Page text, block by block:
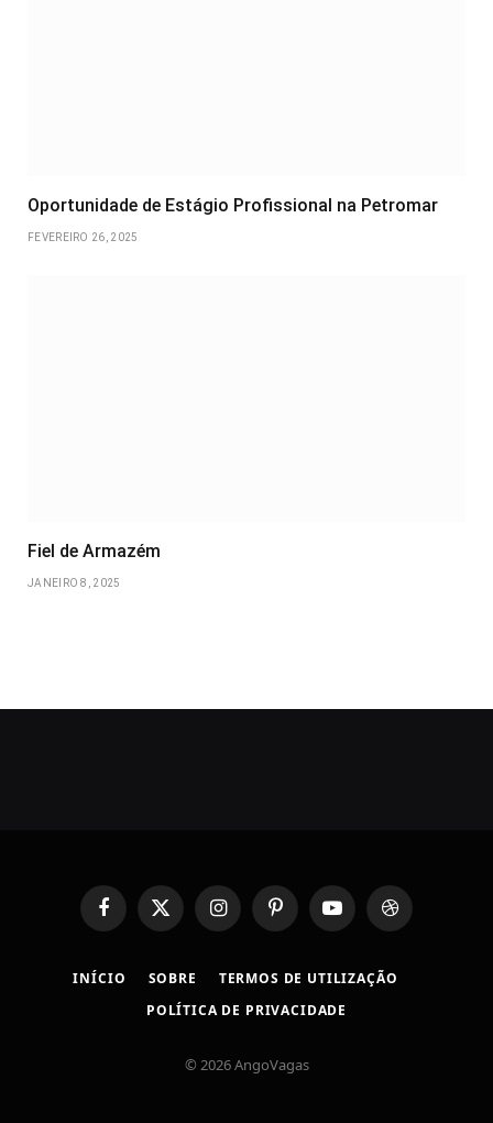
Oportunidade de Estágio Profissional na Petromar
FEVEREIRO 26, 2025
Fiel de Armazém
JANEIRO 8, 2025
FacebookX
(Twitter)
InstagramPinterestYouTubeDribbble
INÍCIO SOBRE
TERMOS DE UTILIZAÇÃO
POLÍTICA DE PRIVACIDADE
© 2026 AngoVagas